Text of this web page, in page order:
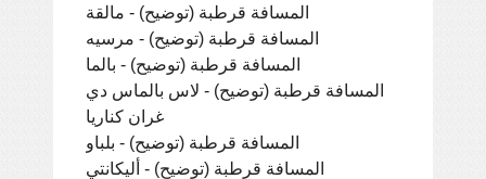
المسافة قرطبة (توضيح) - مالقة
المسافة قرطبة (توضيح) - مرسيه
المسافة قرطبة (توضيح) - بالما
المسافة قرطبة (توضيح) - لاس بالماس دي
غران كناريا
المسافة قرطبة (توضيح) - بلباو
المسافة قرطبة (توضيح) - أليكانتي